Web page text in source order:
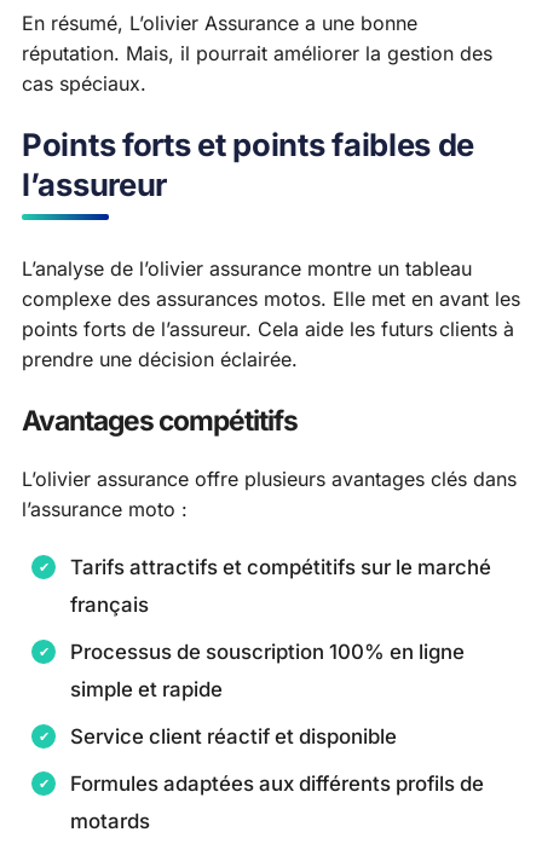
En résumé, L’olivier Assurance a une bonne
réputation. Mais, il pourrait améliorer la gestion des
cas spéciaux.
Points forts et points faibles de
l’assureur
L’analyse de l’olivier assurance montre un tableau
complexe des assurances motos. Elle met en avant les
points forts de l’assureur. Cela aide les futurs clients à
prendre une décision éclairée.
Avantages compétitifs
L’olivier assurance offre plusieurs avantages clés dans
l’assurance moto :
Tarifs attractifs et compétitifs sur le marché
français
Processus de souscription 100% en ligne
simple et rapide
Service client réactif et disponible
Formules adaptées aux différents profils de
motards